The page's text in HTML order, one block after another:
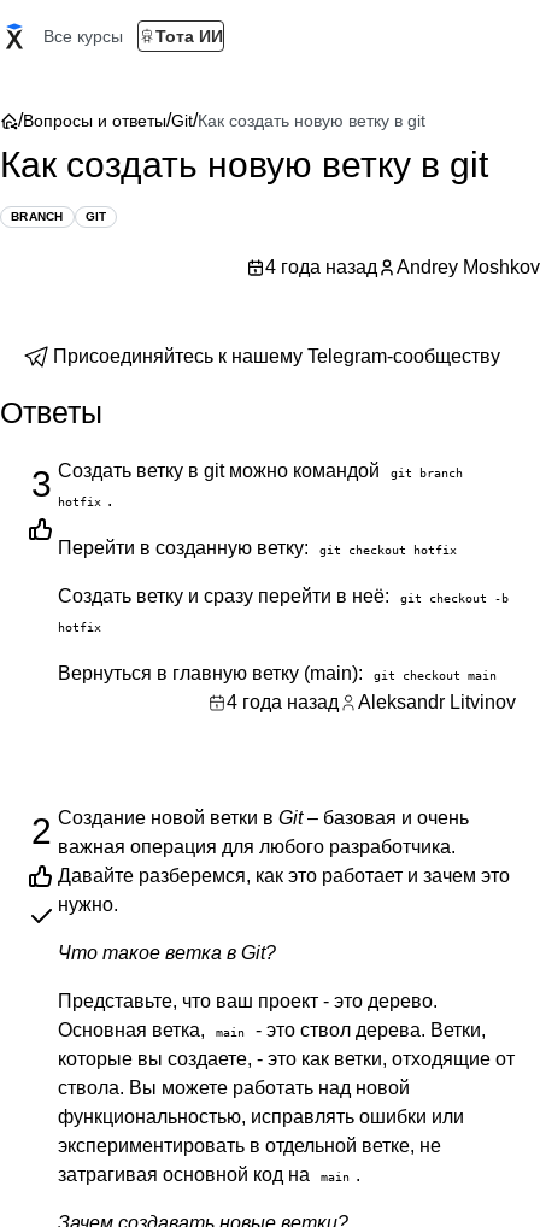
Все курсы Тота ИИ
/Вопросы и ответы/Git/Как создать новую ветку в git
Как создать новую ветку в git
BRANCH GIT
4 года назад Andrey Moshkov
Присоединяйтесь к нашему Telegram-сообществу
Ответы
3 Создать ветку в git можно командой
git branch
hotfix .
Перейти в созданную ветку: git checkout hotfix
Создать ветку и сразу перейти в неё:
git checkout -b
hotfix
Вернуться в главную ветку (main): git checkout main
4 года назад Aleksandr Litvinov
2 Создание новой ветки в Git– базовая и очень
важная операция для любого разработчика.
Давайте разберемся, как это работает и зачем это
нужно.
Что такое ветка в Git?
Представьте, что ваш проект - это дерево.
Основная ветка,
main
- это ствол дерева. Ветки,
которые вы создаете, - это как ветки, отходящие от
ствола. Вы можете работать над новой
функциональностью, исправлять ошибки или
экспериментировать в отдельной ветке, не
затрагивая основной код на
main .
Зачем создавать новые ветки?